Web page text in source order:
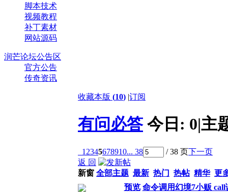
脚本技术
视频教程
补丁素材
网站源码
润芒论坛公告区
官方公告
传奇资讯
收藏本版 (10) |订阅
有问必答 今日: 0|主
1 2345678910... 38 / 38 页下一页
返 回
新窗 全部主题 最新 热门 热帖 精华 更
预览 命令调用幻境7小贩